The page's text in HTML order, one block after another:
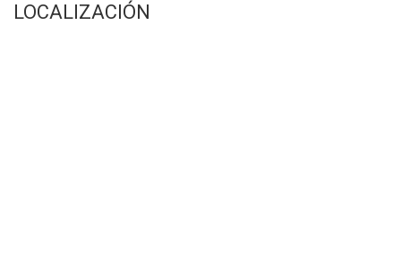
LOCALIZACIÓN